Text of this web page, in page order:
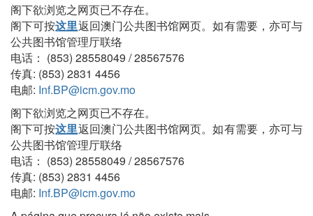
阁下欲浏览之网页已不存在。
阁下可按这里返回澳门公共图书馆网页。如有需要，亦可与
公共图书馆管理厅联络
电话： (853) 28558049 / 28567576
传真: (853) 2831 4456
电邮: Inf.BP@icm.gov.mo
阁下欲浏览之网页已不存在。
阁下可按这里返回澳门公共图书馆网页。如有需要，亦可与
公共图书馆管理厅联络
电话： (853) 28558049 / 28567576
传真: (853) 2831 4456
电邮: Inf.BP@icm.gov.mo